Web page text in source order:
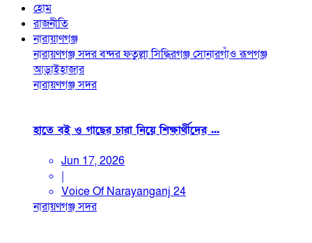
হোম
রাজনীতি
নারায়াণগঞ্জ
নারায়ণগঞ্জ সদরবন্দরফতুল্লাসিদ্ধিরগঞ্জসোনারগাঁওরূপগঞ্জ
আড়াইহাজার
নারায়ণগঞ্জ সদর
হাতে বই ও গাছের চারা নিয়ে শিক্ষার্থীদের ...
Jun 17, 2026
|
Voice Of Narayanganj 24
নারায়ণগঞ্জ সদর